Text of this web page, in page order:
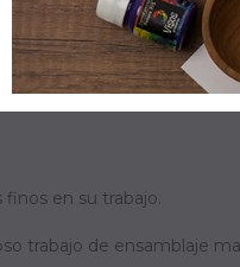
en su trabajo.
trabajo de ensamblaje